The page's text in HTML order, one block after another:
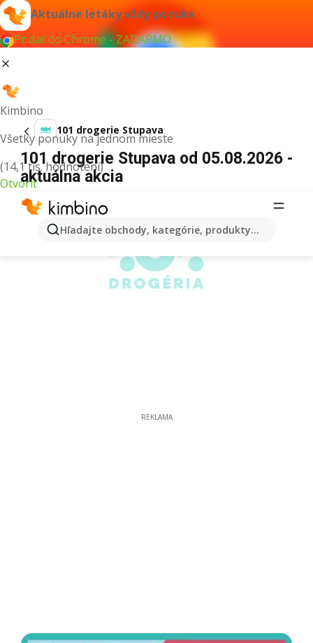
Aktuálne letáky vždy po ruke
Pridať do Chrome - ZADARMO
Kimbino
Všetky ponuky na jednom mieste
(14,1 tis. hodnotení)
Otvoriť
Hľadajte obchody, kategórie, produkty...
101 drogerie Stupava
101 drogerie Stupava od 05.08.2026 -
aktuálna akcia
REKLAMA